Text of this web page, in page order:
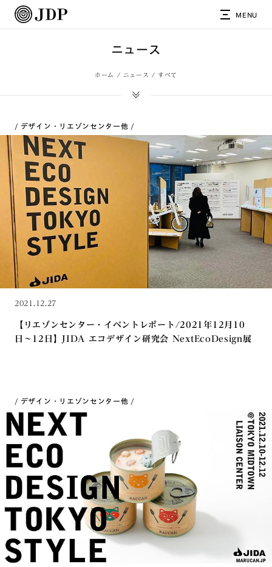
MENU
ニュース
ホーム ニュース すべて
デザイン・リエゾンセンター他
2021.12.27
【リエゾンセンター・イベントレポート/2021年12月10
日〜12日】JIDA エコデザイン研究会 NextEcoDesign展
デザイン・リエゾンセンター他